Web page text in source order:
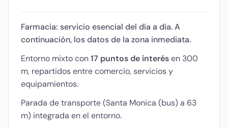
Farmacia: servicio esencial del día a día. A
continuación, los datos de la zona inmediata.
Entorno mixto con17 puntos de interésen 300
m, repartidos entre comercio, servicios y
equipamientos.
Parada de transporte (Santa Monica (bus) a 63
m) integrada en el entorno.